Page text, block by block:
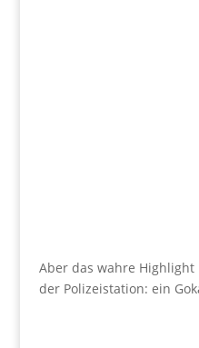
Aber das wahre
der Polizeistation: ein